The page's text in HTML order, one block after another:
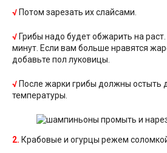
√ Потом зарезать их слайсами.
√ Грибы надо будет обжарить на
минут. Если вам больше нравятся
добавьте пол луковицы.
√ После жарки грибы должны остыть
температуры.
2. Крабовые и огурцы режем